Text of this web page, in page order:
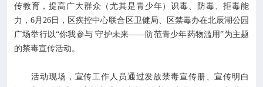
科研培训 
科普园地
传教育，提高广大群众（尤其是青少年）识毒、防毒、拒毒能
力，6月26日，区疾控中心联合区卫健局、区禁毒办在北辰湖公园
广场举行以“你我参与 守护未来——防范青少年药物滥用”为主题
的禁毒宣传活动。
活动现场，宣传工作人员通过发放禁毒宣传册、宣传明白